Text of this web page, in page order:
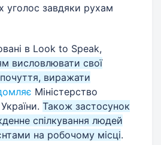
уголос завдяки рухам
в Look to Speak,
висловлювати свої
виражати
Міністерство
Також застосунок
спілкування людей
на робочому місці.